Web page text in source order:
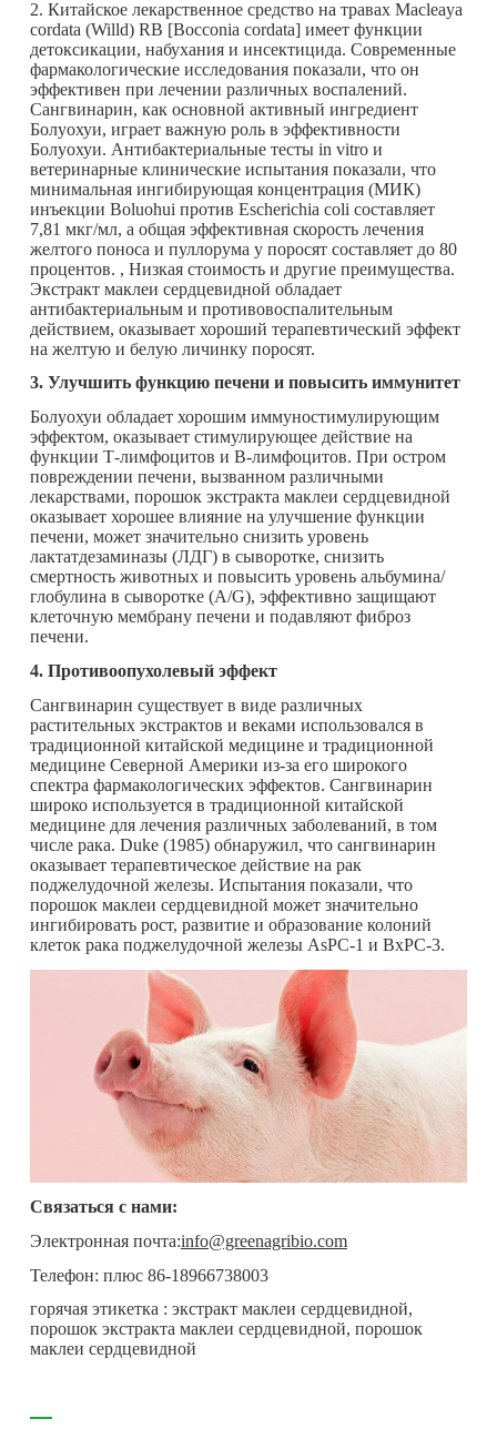
2. Китайское лекарственное средство на травах Macleaya
cordata (Willd) RB [Bocconia cordata] имеет функции
детоксикации, набухания и инсектицида. Современные
фармакологические исследования показали, что он
эффективен при лечении различных воспалений.
Сангвинарин, как основной активный ингредиент
Болуохуи, играет важную роль в эффективности
Болуохуи. Антибактериальные тесты in vitro и
ветеринарные клинические испытания показали, что
минимальная ингибирующая концентрация (МИК)
инъекции Boluohui против Escherichia coli составляет
7,81 мкг/мл, а общая эффективная скорость лечения
желтого поноса и пуллорума у ​​поросят составляет до 80
процентов. , Низкая стоимость и другие преимущества.
Экстракт маклеи сердцевидной обладает
антибактериальным и противовоспалительным
действием, оказывает хороший терапевтический эффект
на желтую и белую личинку поросят.
3. Улучшить функцию печени и повысить иммунитет
Болуохуи обладает хорошим иммуностимулирующим
эффектом, оказывает стимулирующее действие на
функции Т-лимфоцитов и В-лимфоцитов. При остром
повреждении печени, вызванном различными
лекарствами, порошок экстракта маклеи сердцевидной
оказывает хорошее влияние на улучшение функции
печени, может значительно снизить уровень
лактатдезаминазы (ЛДГ) в сыворотке, снизить
смертность животных и повысить уровень альбумина/
глобулина в сыворотке (A/G), эффективно защищают
клеточную мембрану печени и подавляют фиброз
печени.
4. Противоопухолевый эффект
Сангвинарин существует в виде различных
растительных экстрактов и веками использовался в
традиционной китайской медицине и традиционной
медицине Северной Америки из-за его широкого
спектра фармакологических эффектов. Сангвинарин
широко используется в традиционной китайской
медицине для лечения различных заболеваний, в том
числе рака. Duke (1985) обнаружил, что сангвинарин
оказывает терапевтическое действие на рак
поджелудочной железы. Испытания показали, что
порошок маклеи сердцевидной может значительно
ингибировать рост, развитие и образование колоний
клеток рака поджелудочной железы AsPC-1 и BxPC-3.
Связаться с нами:
Электронная почта:info@greenagribio.com
Телефон: плюс 86-18966738003
горячая этикетка : экстракт маклеи сердцевидной,
порошок экстракта маклеи сердцевидной, порошок
маклеи сердцевидной